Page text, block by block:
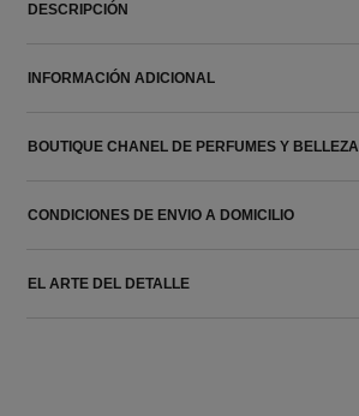
DESCRIPCIÓN
INFORMACIÓN ADICIONAL
BOUTIQUE CHANEL DE PERFUMES Y BELLEZA
CONDICIONES DE ENVIO A DOMICILIO
EL ARTE DEL DETALLE